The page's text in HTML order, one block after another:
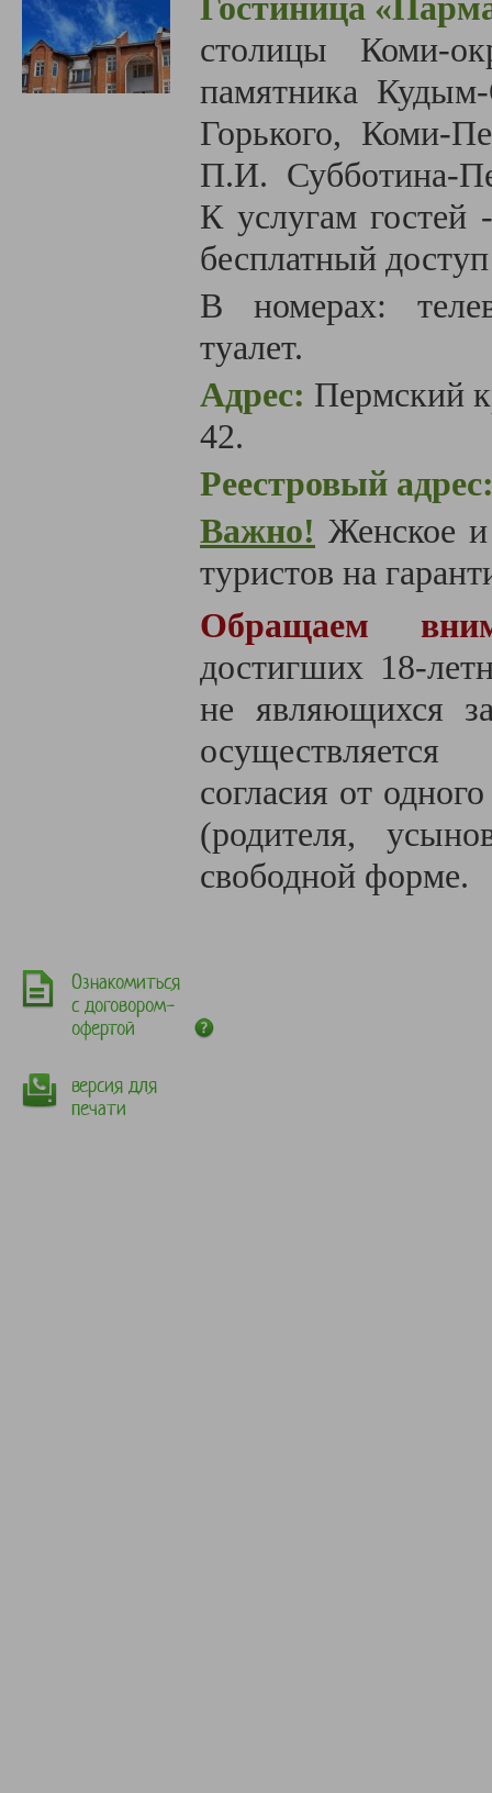
Гостиница
столицы Коми-
памятника
Горького, Коми-
П.И. Субботина-
К услугам
бесплатный
В номерах:
туалет.
Адрес: Пермский
42.
Реестровый
Важно! Женское
туристов на
Обращаем
достигших 18-
не являющихся
согласия от
(родителя,
свободной форме.
Ознакомиться
с договором-
офертой
версия для
печати